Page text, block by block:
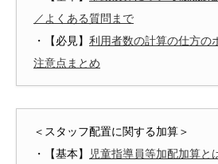
／よくある質問まで
・【必見】 利用者数の計算の仕方の
注意点まとめ
＜スタッフ配置に関する加算＞
・【基本】
児童指導員等加配加算と